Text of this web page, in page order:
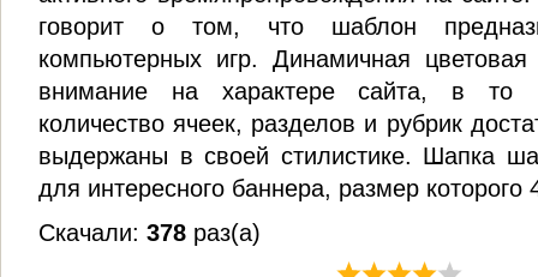
говорит о том, что шаблон
компьютерных игр. Динамичная цветовая
внимание на характере сайта, в то
количество ячеек, разделов и рубрик
выдержаны в своей стилистике. Шапка
для интересного баннера, размер которого
Скачали: 378 раз(а)